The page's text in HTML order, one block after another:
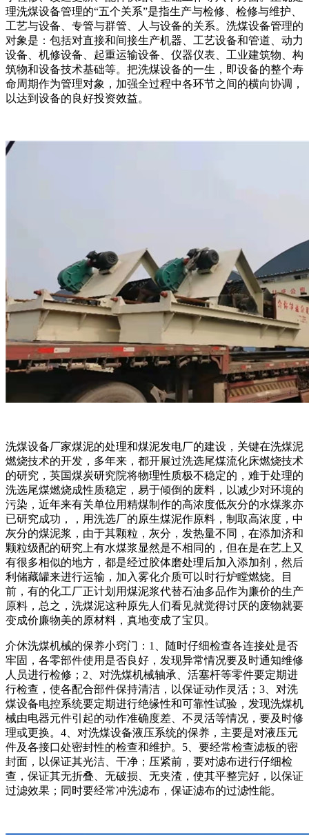
理洗煤设备管理的“五个关系”是指生产与检修、检修与维护、
工艺与设备、专管与群管、人与设备的关系。洗煤设备管理的
对象是：包括对直接和间接生产机器、工艺设备和管道、动力
设备、机修设备、起重运输设备、仪器仪表、工业建筑物、构
筑物和设备技术基础等。把洗煤设备的一生，即设备的整个寿
命周期作为管理对象，加强全过程中各环节之间的横向协调，
以达到设备的良好投资效益。
洗煤设备厂家煤泥的处理和煤泥发电厂的建设，关键在洗煤泥
燃烧技术的开发，多年来，都开展过洗选尾煤流化床燃烧技术
的研究，英国煤炭研究院将物理性质极不稳定的，难于处理的
洗选尾煤燃烧成性质稳定，易于倾倒的废料，以减少对环境的
污染，近年来有关单位用精煤制作的高浓度低灰分的水煤浆亦
已研究成功，，用洗选厂的原生煤泥作原料，制取高浓度，中
灰分的煤泥浆，由于其颗粒，灰分，发热量不同，在添加济和
颗粒级配的研究上有水煤浆显然是不相同的，但在是在艺上又
有很多相似的地方，都是经过胶体磨处理后加入添加剂，然后
利储藏罐来进行运输，加入雾化介质可以时行炉瞠燃烧。目
前，有的化工厂正计划用煤泥浆代替石油多品作为廉价的生产
原料，总之，洗煤泥这种原先人们看见就觉得讨厌的废物就要
变成价廉物美的原材料，真地变成了宝贝。
介休洗煤机械的保养小窍门：1、随时仔细检查各连接处是否
牢固，各零部件使用是否良好，发现异常情况要及时通知维修
人员进行检修；2、对洗煤机械轴承、活塞杆等零件要定期进
行检查，使各配合部件保持清洁，以保证动作灵活；3、对洗
煤设备电控系统要定期进行绝缘性和可靠性试验，发现洗煤机
械由电器元件引起的动作准确度差、不灵活等情况，要及时修
理或更换。4、对洗煤设备液压系统的保养，主要是对液压元
件及各接口处密封性的检查和维护。5、要经常检查滤板的密
封面，以保证其光洁、干净；压紧前，要对滤布进行仔细检
查，保证其无折叠、无破损、无夹渣，使其平整完好，以保证
过滤效果；同时要经常冲洗滤布，保证滤布的过滤性能。